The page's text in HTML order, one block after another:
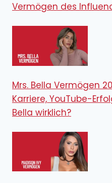
Vermögen des
Mrs. Bella Vermögen
Karriere, YouTube-
Bella wirklich?